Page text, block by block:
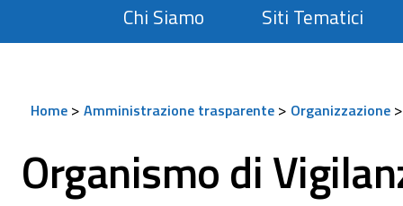
menu Chi Siamo Siti Tematici
Home > Amministrazione trasparente > Organizzazione >
Organismo di